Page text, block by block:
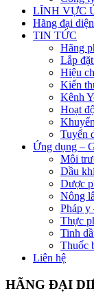
LĨNH VỰC
Hãng đại diện
TIN TỨC
Hãng
Lắp
Hiệu
Kiến
Kênh
Hoạt
Tuyển
Ứng dụng –
Môi
Dầu
Dược
Nông
Pháp y
Thực
Tinh
Thuốc
Liên hệ
HÃNG ĐẠI